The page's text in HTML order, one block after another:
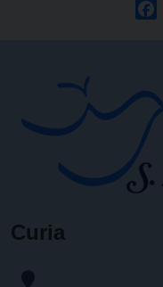
Curia